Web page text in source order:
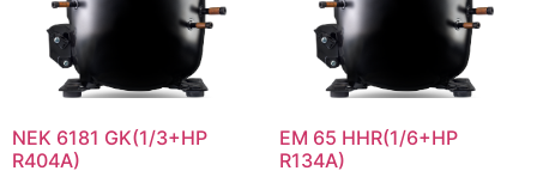
NEK 6181 GK(1/3+HP
R404A)
EM 65 HHR(1/6+HP
R134A)